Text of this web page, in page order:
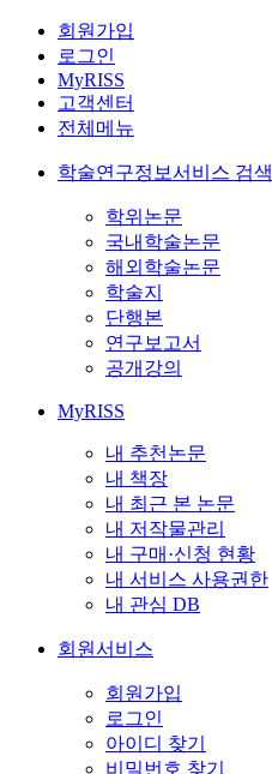
회원가입
로그인
MyRISS
고객센터
전체메뉴
학술연구정보서비스 검색
학위논문
국내학술논문
해외학술논문
학술지
단행본
연구보고서
공개강의
MyRISS
내 추천논문
내 책장
내 최근 본 논문
내 저작물관리
내 구매·신청 현황
내 서비스 사용권한
내 관심 DB
회원서비스
회원가입
로그인
아이디 찾기
비밀번호 찾기